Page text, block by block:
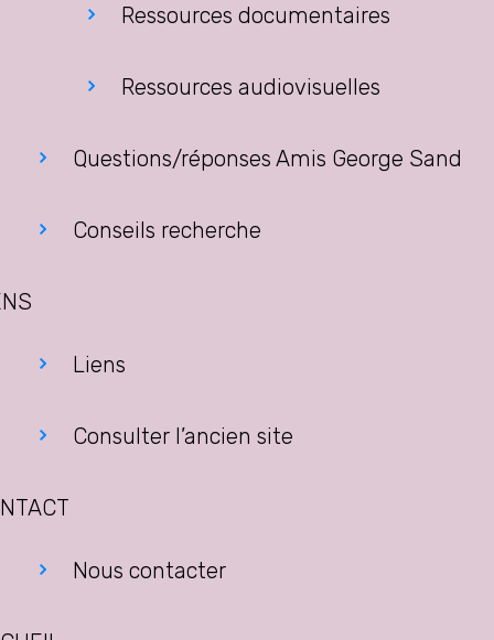
Ressources documentaires
Ressources audiovisuelles
Questions/réponses Amis George Sand
Conseils recherche
Liens
Consulter l’ancien site
Nous contacter